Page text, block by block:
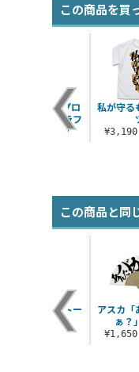
この商品を買
めぐみんエクスプロ
ージョン フルグラフ
ィックTシャツ
私が守る
¥3,190
この商品と同
碇シンジ ラージトー
¥1,980（税込）
アスカ「
ぁ？
¥1,650